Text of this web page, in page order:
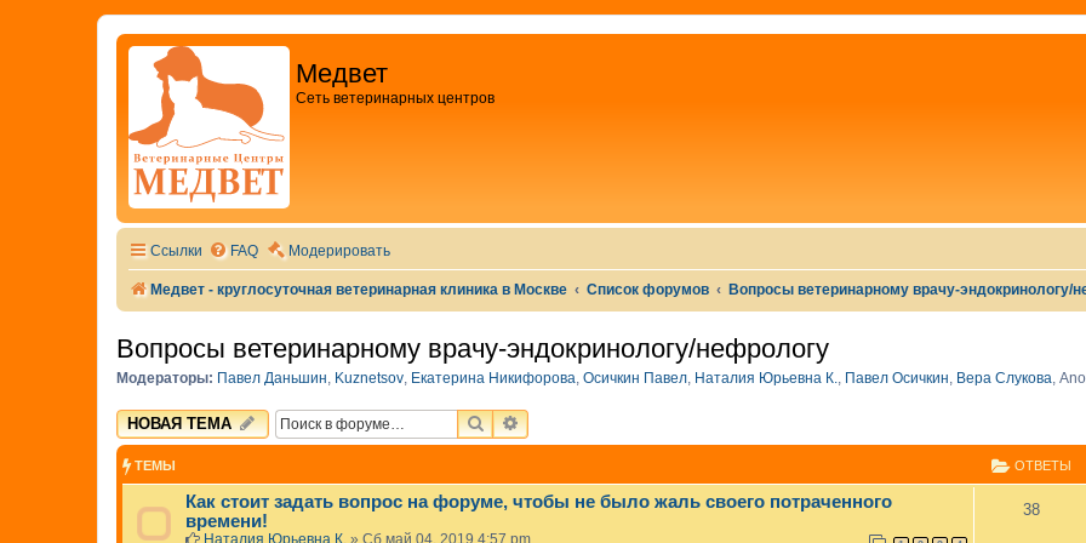
Медвет
Сеть ветеринарных центров
Ссылки FAQ Модерировать
Медвет - круглосуточная ветеринарная клиника в Москве Список форумов Вопросы ветеринарному врачу-эндокринологу/
Вопросы ветеринарному врачу-эндокринологу/нефрологу
Модераторы: Павел Даньшин, Kuznetsov, Екатерина Никифорова, Осичкин Павел, Наталия Юрьевна К., Павел Осичкин, Вера Слукова,
НОВАЯ ТЕМА ПОИСКРАСШИРЕННЫЙ ПОИСК
ТЕМЫ ОТВЕТЫ
Как стоит задать вопрос на форуме, чтобы не было жаль своего потраченного
времени!
Наталия Юрьевна К. » Сб май 04, 2019 4:57 pm
38